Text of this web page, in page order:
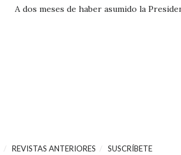
A dos meses de haber asumido la
REVISTAS ANTERIORES SUSCRÍBETE